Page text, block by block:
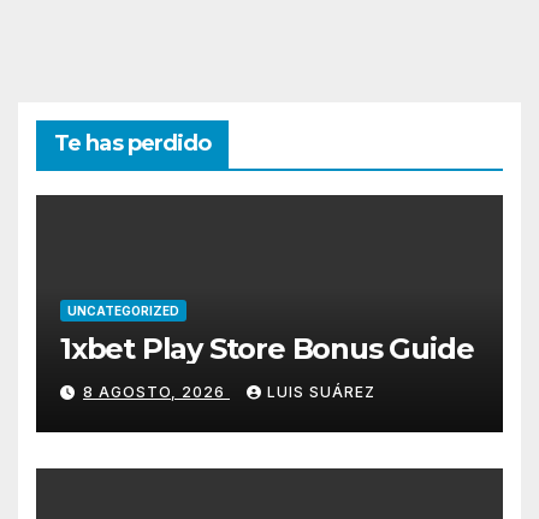
Te has perdido
UNCATEGORIZED
1xbet Play Store Bonus Guide
8 AGOSTO, 2026 LUIS SUÁREZ